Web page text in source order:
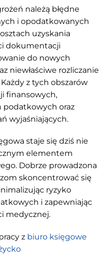
należą błędne
i opodatkowanych
uzyskania
dokumentacji
do nowych
niewłaściwe rozliczanie
z tych obszarów
finansowych,
podatkowych oraz
wyjaśniających.
staje się dziś nie
elementem
Dobrze prowadzona
skoncentrować się
ryzyko
i zapewniając
medycznej.
z biuro księgowe